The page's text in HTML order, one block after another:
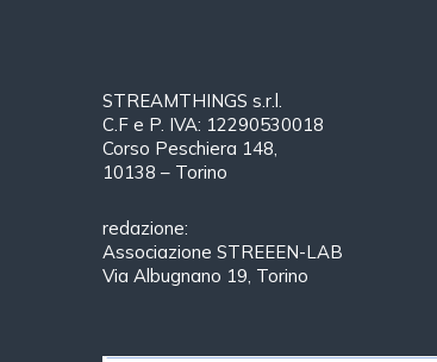
STREAMTHINGS s.r.l.
C.F e P. IVA: 12290530018
Corso Peschiera 148,
10138 – Torino
redazione:
Associazione STREEEN-LAB
Via Albugnano 19, Torino